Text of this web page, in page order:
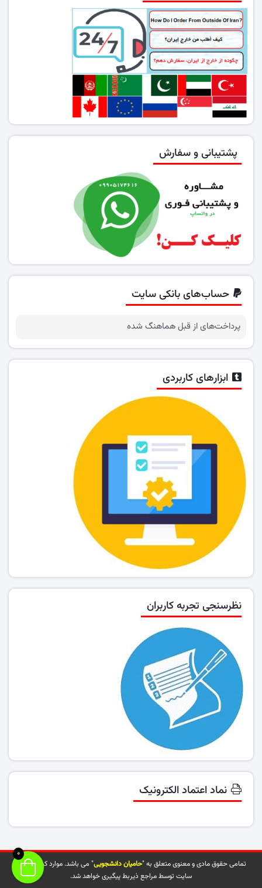
پشتیبانی و سفارش
حساب‌های بانکی سایت
پرداخت‌های از قبل هماهنگ شده
ابزارهای کاربردی
نظرسنجی تجربه کاربران
نماد اعتماد الکترونیک
تمامی حقوق مادی و معنوی متعلق به "حامیان دانشجویی" می باشد. موارد کپی شده از
سایت توسط مراجع ذیربط پیگیری خواهد شد.
0